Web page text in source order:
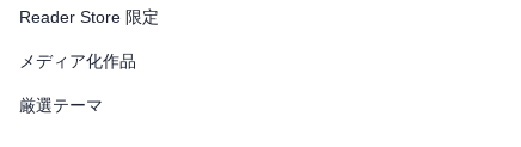
Reader Store 限定
メディア化作品
厳選テーマ